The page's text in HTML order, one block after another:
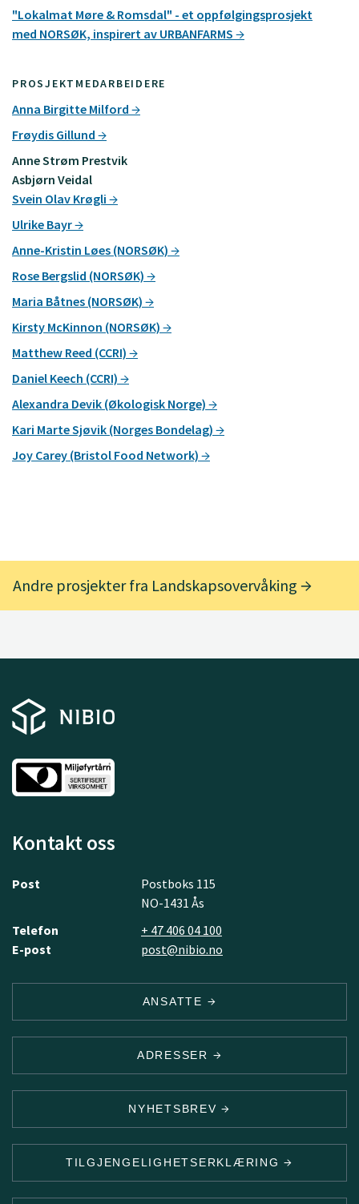
"Lokalmat Møre & Romsdal" - et oppfølgingsprosjekt
med NORSØK, inspirert av URBANFARMS
PROSJEKTMEDARBEIDERE
Anna Birgitte Milford
Frøydis Gillund
Anne Strøm Prestvik
Asbjørn Veidal
Svein Olav Krøgli
Ulrike Bayr
Anne-Kristin Løes (NORSØK)
Rose Bergslid (NORSØK)
Maria Båtnes (NORSØK)
Kirsty McKinnon (NORSØK)
Matthew Reed (CCRI)
Daniel Keech (CCRI)
Alexandra Devik (Økologisk Norge)
Kari Marte Sjøvik (Norges Bondelag)
Joy Carey (Bristol Food Network)
Andre prosjekter fra Landskapsovervåking
Kontakt oss
Post
Postboks 115
NO-1431 Ås
Telefon
+ 47 406 04 100
E-post
post@nibio.no
ANSATTE
ADRESSER
NYHETSBREV
TILGJENGELIGHETSERKLÆRING